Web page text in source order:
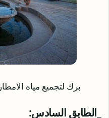
برك لتجميع مياه الامطار
_الطابق السادس: